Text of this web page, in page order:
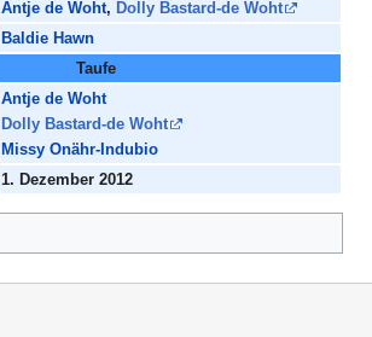
Antje de Woht, Dolly Bastard-de Woht
Baldie Hawn
Taufe
Antje de Woht
Dolly Bastard-de Woht
Missy Onähr-Indubio
1. Dezember 2012